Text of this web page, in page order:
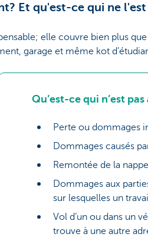
Et qu'est-ce qui ne l'est
elle couvre bien plus
garage et même kot
Qu’est-ce qui n’est pas
Perte ou dommages
Dommages causés
Remontée de la
Dommages aux
sur lesquelles un
Vol d’un ou dans un
trouve à une autre